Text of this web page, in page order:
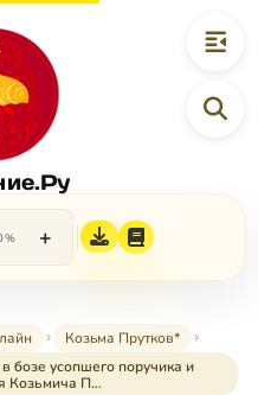
+
Козьма Прутков*
бозе усопшего поручика и
Козьмича П…